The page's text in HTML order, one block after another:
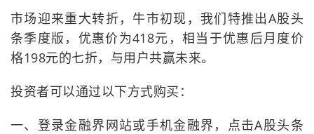
市场迎来重大转折，牛市初现，我们特推出A股头
条季度版，优惠价为418元，相当于优惠后月度价
格198元的七折，与用户共赢未来。
投资者可以通过以下方式购买：
一、登录金融界网站或手机金融界，点击A股头条